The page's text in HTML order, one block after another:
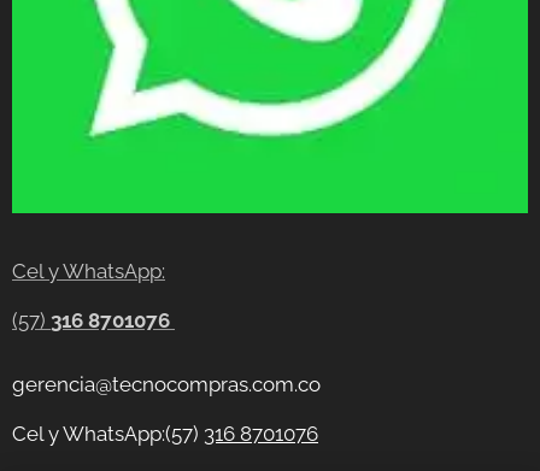
Cel y WhatsApp:
(57) 316 8701076
gerencia@tecnocompras.com.co
Cel y WhatsApp:(57) 316 8701076